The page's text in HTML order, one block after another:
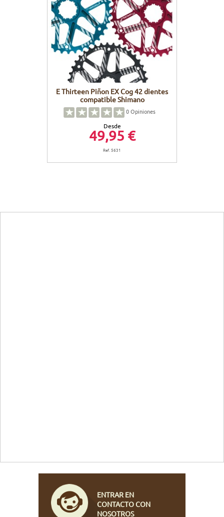
E Thirteen Piñon EX Cog 42 dientes
compatible Shimano
0Opiniones
Desde
49,95 €
Ref. 5631
ENTRAR EN
CONTACTO CON
NOSOTROS